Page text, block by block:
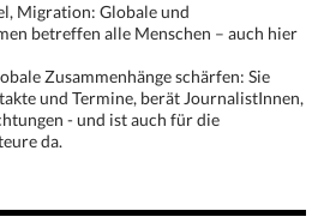
Migration: Globale und
betreffen alle Menschen – auch hier
Zusammenhänge schärfen: Sie
und Termine, berät JournalistInnen,
- und ist auch für die
da.